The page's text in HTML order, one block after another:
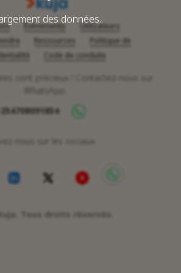
des données..
Événements
Utilisateurs
Ressources
Politique de
Code de conduite
sont précieux ! Contactez-nous sur
WhatsApp.
nous sur les sociaux
Tous droits réservés.